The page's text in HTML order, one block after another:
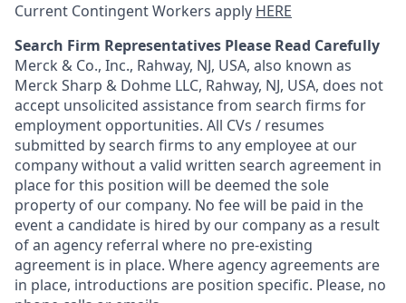
Current Contingent Workers apply HERE
Search Firm Representatives Please Read Carefully
Merck & Co., Inc., Rahway, NJ, USA, also known as
Merck Sharp & Dohme LLC, Rahway, NJ, USA, does not
accept unsolicited assistance from search firms for
employment opportunities. All CVs / resumes
submitted by search firms to any employee at our
company without a valid written search agreement in
place for this position will be deemed the sole
property of our company. No fee will be paid in the
event a candidate is hired by our company as a result
of an agency referral where no pre-existing
agreement is in place. Where agency agreements are
in place, introductions are position specific. Please, no